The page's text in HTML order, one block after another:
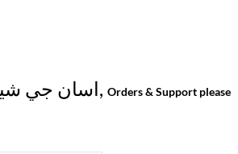
اسان جي شين تي تحقيق لاء, Orders & Support please